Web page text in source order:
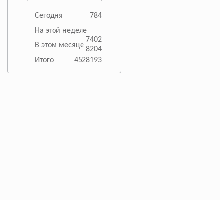
Сегодня
784
На этой неделе
7402
В этом месяце 8204
Итого
4528193